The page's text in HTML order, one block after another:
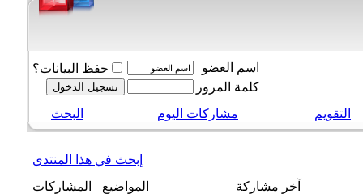
اسم العضو
حفظ البيانات؟
كلمة المرور
التقويم
مشاركات اليوم البحث
إبحث في هذا المنتدى
آخر مشاركة
المواضيع
المشاركات